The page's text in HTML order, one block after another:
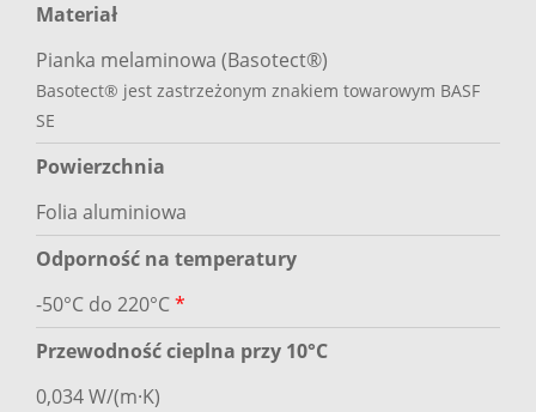
Materiał
Pianka melaminowa (Basotect®)
Basotect® jest zastrzeżonym znakiem towarowym BASF
SE
Powierzchnia
Folia aluminiowa
Odporność na temperatury
-50°C do 220°C*
Przewodność cieplna przy 10°C
0,034 W/(m·K)